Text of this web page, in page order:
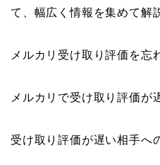
て、幅広く情報を集めて解
メルカリ受け取り評価を忘
メルカリで受け取り評価が
受け取り評価が遅い相手へ